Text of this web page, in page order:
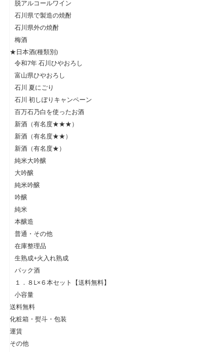
脱アルコールワイン
石川県で製造の焼酎
石川県外の焼酎
梅酒
★日本酒(種類別)
令和7年 石川ひやおろし
富山県ひやおろし
石川 夏にごり
石川 初しぼりキャンペーン
百万石乃白を使ったお酒
新酒（有名度★★★）
新酒（有名度★★）
新酒（有名度★）
純米大吟醸
大吟醸
純米吟醸
吟醸
純米
本醸造
普通・その他
在庫整理品
生熟成+火入れ熟成
パック酒
１．８L×６本セット【送料無料】
小容量
送料無料
化粧箱・熨斗・包装
運賃
その他